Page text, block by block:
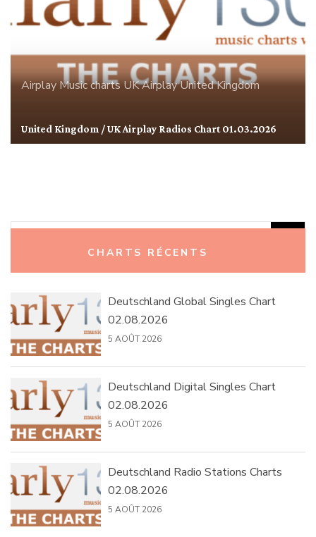
AirplayMusic chartsUK AirplayUnited Kingdom
United Kingdom / UK Airplay Radios Chart 01.03.2026
CHARTS RÉCENTS
Deutschland Global Singles Chart
02.08.2026
5 AOÛT 2026
Deutschland Digital Singles Chart
02.08.2026
5 AOÛT 2026
Deutschland Radio Stations Charts
02.08.2026
5 AOÛT 2026